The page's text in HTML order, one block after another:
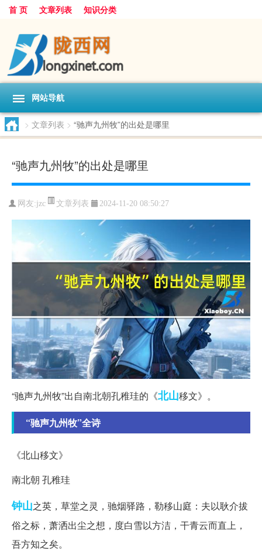
首 页 文章列表 知识分类
网站导航
> 文章列表 > “驰声九州牧”的出处是哪里
“驰声九州牧”的出处是哪里
网友:jzc 文章列表 2024-11-20 08:50:27
“驰声九州牧”出自南北朝孔稚珪的《北山移文》。
“驰声九州牧”全诗
《北山移文》
南北朝 孔稚珪
钟山之英，草堂之灵，驰烟驿路，勒移山庭：夫以耿介拔
俗之标，萧洒出尘之想，度白雪以方洁，干青云而直上，
吾方知之矣。